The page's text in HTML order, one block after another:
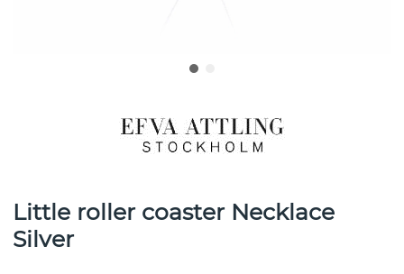
Little roller coaster Necklace
Silver